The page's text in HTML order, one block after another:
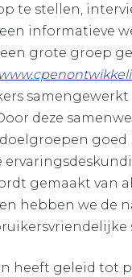
te stellen,
informatieve
grote groep
deze
goed
gemaakt van
hebben we de
heeft geleid tot